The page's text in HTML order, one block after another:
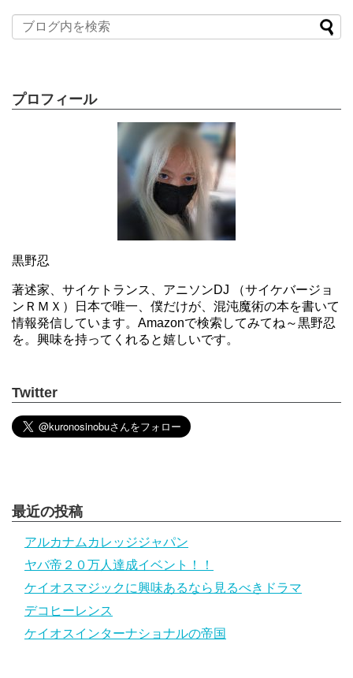
プロフィール
黒野忍
著述家、サイケトランス、アニソンDJ （サイケバージョ
ンＲＭＸ）日本で唯一、僕だけが、混沌魔術の本を書いて
情報発信しています。Amazonで検索してみてね～黒野忍
を。興味を持ってくれると嬉しいです。
Twitter
最近の投稿
アルカナムカレッジジャパン
ヤバ帝２０万人達成イベント！！
ケイオスマジックに興味あるなら見るべきドラマ
デコヒーレンス
ケイオスインターナショナルの帝国